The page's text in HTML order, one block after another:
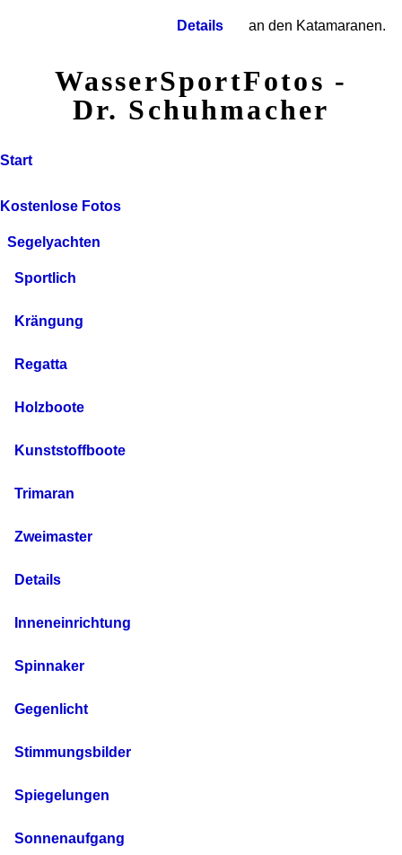
Details an den Katamaranen.
WasserSportFotos -
Dr. Schuhmacher
Start
Kostenlose Fotos
Segelyachten
Sportlich
Krängung
Regatta
Holzboote
Kunststoffboote
Trimaran
Zweimaster
Details
Inneneinrichtung
Spinnaker
Gegenlicht
Stimmungsbilder
Spiegelungen
Sonnenaufgang